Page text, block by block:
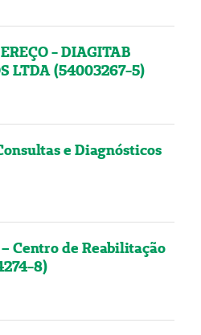
- DIAGITAB
LTDA (54003267-5)
e Diagnósticos
Centro de Reabilitação
8)